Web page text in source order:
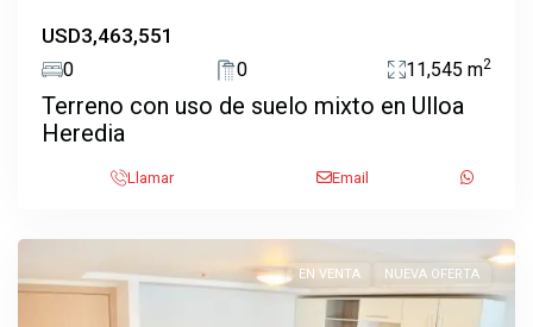
USD3,463,551
0 0 11,545 m2
Terreno con uso de suelo mixto en Ulloa
Heredia
Llamar Email
EN VENTA NUEVA OFERTA